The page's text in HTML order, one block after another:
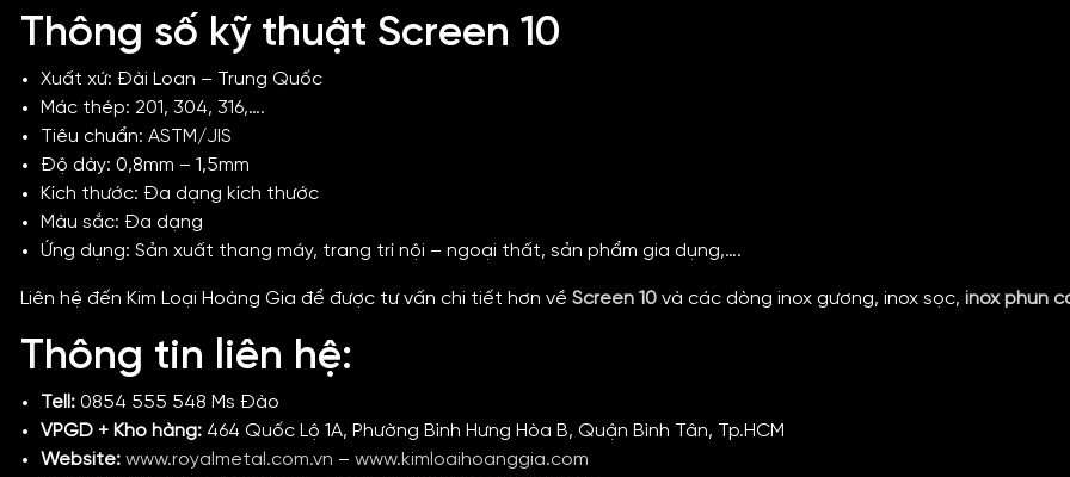
Thông số kỹ thuật Screen 10
Xuất xứ: Đài Loan – Trung Quốc
Mác thép: 201, 304, 316,….
Tiêu chuẩn: ASTM/JIS
Độ dày: 0,8mm – 1,5mm
Kích thước: Đa dạng kích thước
Màu sắc: Đa dạng
Ứng dụng: Sản xuất thang máy, trang trí nội – ngoại thất, sản phẩm gia dụng,….
Liên hệ đến Kim Loại Hoàng Gia để được tư vấn chi tiết hơn về Screen 10 và các dòng inox gương, inox sọc, inox phun
Thông tin liên hệ:
Tell: 0854 555 548 Ms Đào
VPGD + Kho hàng: 464 Quốc Lộ 1A, Phường Bình Hưng Hòa B, Quận Bình Tân, Tp.HCM
Website: www.royalmetal.com.vn – www.kimloaihoanggia.com